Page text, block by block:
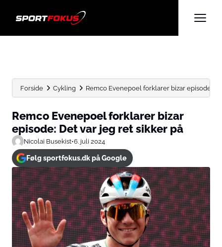
Forside Cykling Remco Evenepoel forklarer bizar episode:
Remco Evenepoel forklarer bizar
episode: Det var jeg ret sikker på
Nicolai Busekist•6. juli 2024
Følg sportfokus.dk på Google